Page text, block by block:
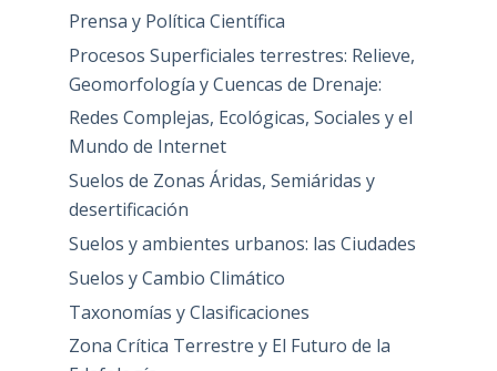
Prensa y Política Científica
Procesos Superficiales terrestres: Relieve,
Geomorfología y Cuencas de Drenaje:
Redes Complejas, Ecológicas, Sociales y el
Mundo de Internet
Suelos de Zonas Áridas, Semiáridas y
desertificación
Suelos y ambientes urbanos: las Ciudades
Suelos y Cambio Climático
Taxonomías y Clasificaciones
Zona Crítica Terrestre y El Futuro de la